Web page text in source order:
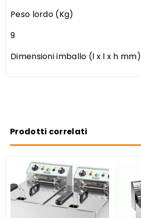
Peso lordo (Kg)
9
Dimensioni imballo (l x l x h mm)
Prodotti correlati